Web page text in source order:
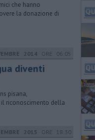
che hanno
la donazione di
2014 ORE 06:05
diventi
pisana,
riconoscimento della
2015 ORE 18:30